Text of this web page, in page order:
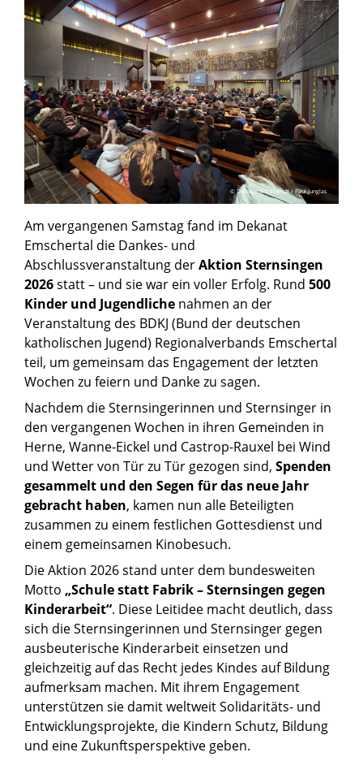
© Dekanat Emschertal / Paul Junglas
Am vergangenen Samstag fand im Dekanat
Emschertal die Dankes- und
Abschlussveranstaltung derAktion Sternsingen
2026statt – und sie war ein voller Erfolg. Rund 500
Kinder und Jugendliche nahmen an der
Veranstaltung des BDKJ (Bund der deutschen
katholischen Jugend) Regionalverbands Emschertal
teil, um gemeinsam das Engagement der letzten
Wochen zu feiern und Danke zu sagen.
Nachdem die Sternsingerinnen und Sternsinger in
den vergangenen Wochen in ihren Gemeinden in
Herne, Wanne-Eickel und Castrop-Rauxel bei Wind
und Wetter von Tür zu Tür gezogen sind, Spenden
gesammelt und den Segen für das neue Jahr
gebracht haben, kamen nun alle Beteiligten
zusammen zu einem festlichen Gottesdienst und
einem gemeinsamen Kinobesuch.
Die Aktion 2026 stand unter dem bundesweiten
Motto „Schule statt Fabrik – Sternsingen gegen
Kinderarbeit“. Diese Leitidee macht deutlich, dass
sich die Sternsingerinnen und Sternsinger gegen
ausbeuterische Kinderarbeit einsetzen und
gleichzeitig auf das Recht jedes Kindes auf Bildung
aufmerksam machen. Mit ihrem Engagement
unterstützen sie damit weltweit Solidaritäts- und
Entwicklungsprojekte, die Kindern Schutz, Bildung
und eine Zukunftsperspektive geben.